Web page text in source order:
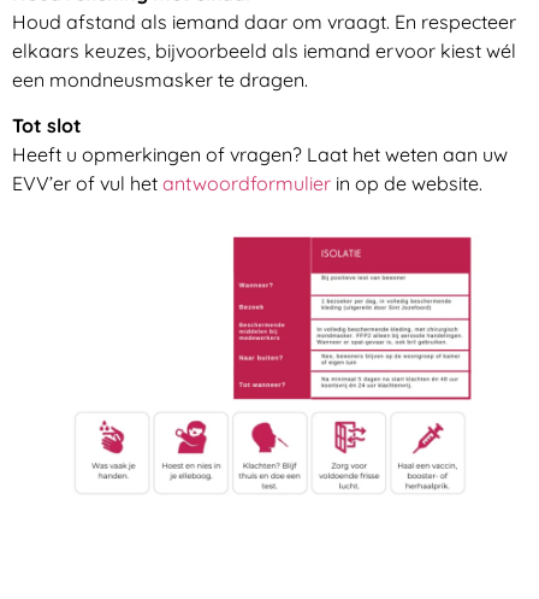
Houd afstand als iemand daar om vraagt. En respecteer
elkaars keuzes, bijvoorbeeld als iemand ervoor kiest wél
een mondneusmasker te dragen.
Tot slot
Heeft u opmerkingen of vragen? Laat het weten aan uw
EVV’er of vul het antwoordformulier in op de website.